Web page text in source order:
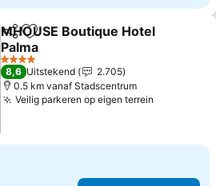
DelenToevoegen aan favorieten
MHOUSE Boutique Hotel
Palma
Prijzen bekijken
4 Sterren
8,6 Uitstekend
2.705
0.5 km vanaf Stadscentrum
Veilig parkeren op eigen terrein